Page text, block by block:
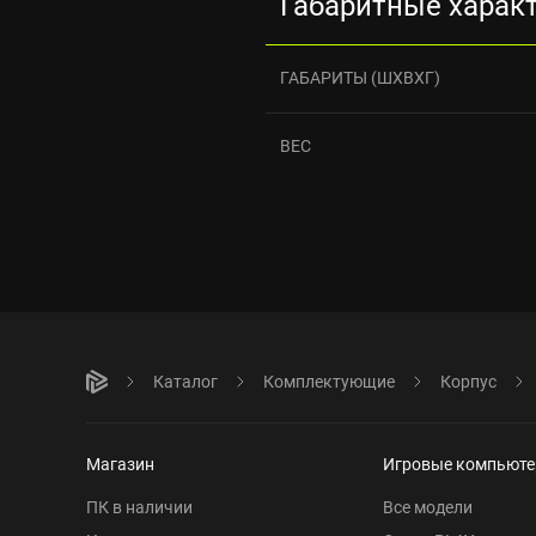
ГАБАРИТЫ (ШХВХГ)
ВЕС
Каталог Комплектующие Корпус
Магазин
ПК в наличии
Игровые
Все модели